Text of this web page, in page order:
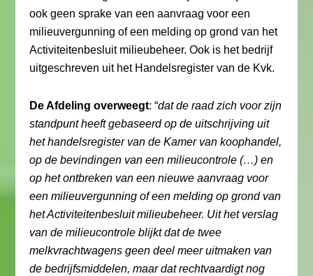
ook geen sprake van een aanvraag voor een
milieuvergunning of een melding op grond van het
Activiteitenbesluit milieubeheer. Ook is het bedrijf
uitgeschreven uit het Handelsregister van de Kvk.
De Afdeling overweegt: “dat de raad zich voor zijn
standpunt heeft gebaseerd op de uitschrijving uit
het handelsregister van de Kamer van koophandel,
op de bevindingen van een milieucontrole (…) en
op het ontbreken van een nieuwe aanvraag voor
een milieuvergunning of een melding op grond van
het Activiteitenbesluit milieubeheer. Uit het verslag
van de milieucontrole blijkt dat de twee
melkvrachtwagens geen deel meer uitmaken van
de bedrijfsmiddelen, maar dat rechtvaardigt nog